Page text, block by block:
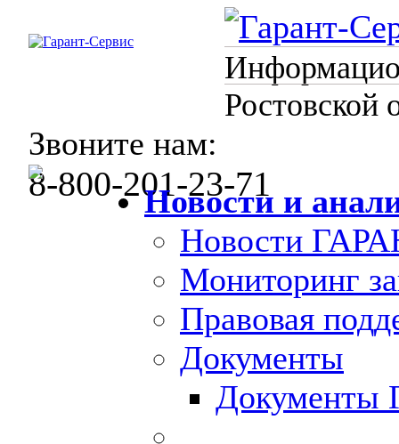
Ростовской
Звоните нам:
8-800-201-23-71
Новости и
Новости
Мониторинг
Правовая
Документы
Документы